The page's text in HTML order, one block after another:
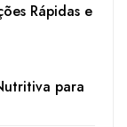
Rápidas e
para